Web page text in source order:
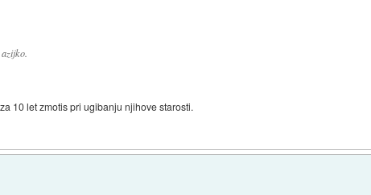
10 let zmotis pri ugibanju njihove starosti.